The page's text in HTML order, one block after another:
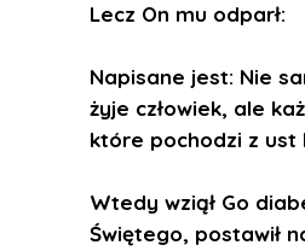
Lecz On mu odparł:
Napisane jest: Nie
żyje człowiek, ale
które pochodzi z ust
Wtedy wziął Go
Świętego, postawił